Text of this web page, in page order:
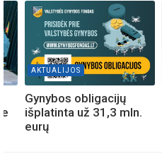
AKTUALIJOS
Gynybos obligacijų
išplatinta už 31,3 mln.
eurų